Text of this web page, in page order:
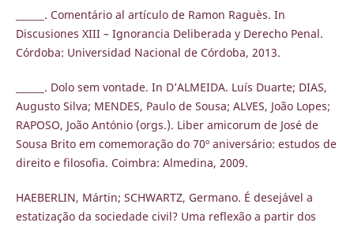
______. Comentário al artículo de Ramon Raguès. In
Discusiones XIII – Ignorancia Deliberada y Derecho Penal.
Córdoba: Universidad Nacional de Córdoba, 2013.
______. Dolo sem vontade. In D’ALMEIDA. Luís Duarte; DIAS,
Augusto Silva; MENDES, Paulo de Sousa; ALVES, João Lopes;
RAPOSO, João António (orgs.). Liber amicorum de José de
Sousa Brito em comemoração do 70º aniversário: estudos de
direito e filosofia. Coimbra: Almedina, 2009.
HAEBERLIN, Mártin; SCHWARTZ, Germano. É desejável a
estatização da sociedade civil? Uma reflexão a partir dos